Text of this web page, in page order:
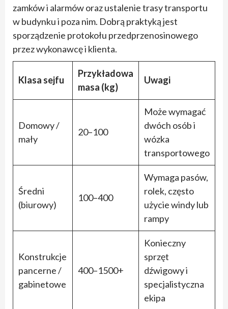
zamków i alarmów oraz ustalenie trasy transportu
w budynku i poza nim. Dobrą praktyką jest
sporządzenie protokołu przedprzenosinowego
przez wykonawcę i klienta.
Klasa sejfu
Przykładowa
masa (kg)
Uwagi
Domowy /
mały
20–100
Może wymagać
dwóch osób i
wózka
transportowego
Średni
(biurowy)
100–400
Wymaga pasów,
rolek, często
użycie windy lub
rampy
Konstrukcje
pancerne /
gabinetowe
400–1500+
Konieczny
sprzęt
dźwigowy i
specjalistyczna
ekipa